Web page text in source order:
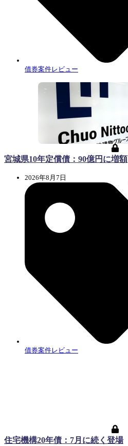
債券案件レビュー
宮城県10年定償債：90億円に増額
2026年8月7日
債券案件レビュー
住宅機構20年債：7月に続く登場